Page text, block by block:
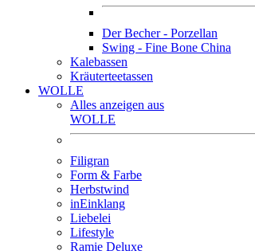
Der Becher - Porzellan
Swing - Fine Bone China
Kalebassen
Kräuterteetassen
WOLLE
Alles anzeigen aus
WOLLE
Filigran
Form & Farbe
Herbstwind
inEinklang
Liebelei
Lifestyle
Ramie Deluxe